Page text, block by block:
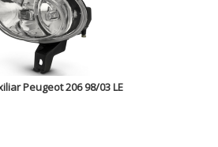
Peugeot 206 98/03 LE